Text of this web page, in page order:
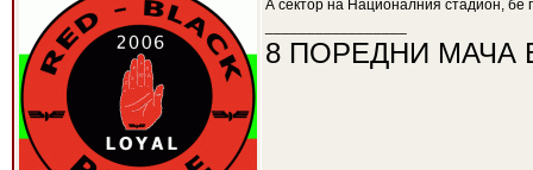
А сектор на Националния стадион,
8 ПОРЕДНИ МАЧА